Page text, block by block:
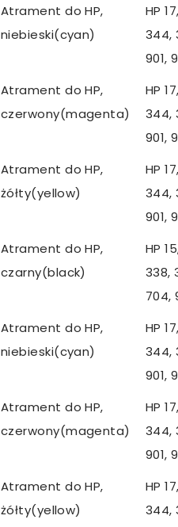
Atrament do HP,
niebieski(cyan)
HP
344,
901,
Atrament do HP,
czerwony(magenta)
HP
344,
901,
Atrament do HP,
żółty(yellow)
HP
344,
901,
Atrament do HP,
czarny(black)
HP
338,
704,
Atrament do HP,
niebieski(cyan)
HP
344,
901,
Atrament do HP,
czerwony(magenta)
HP
344,
901,
Atrament do HP,
żółty(yellow)
HP
344,